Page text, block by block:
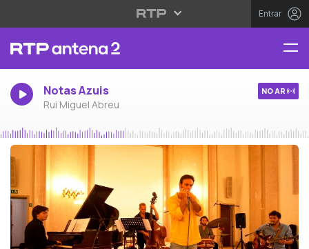
Entrar
Notas Azuis
Rui Miguel Abreu
NO AR